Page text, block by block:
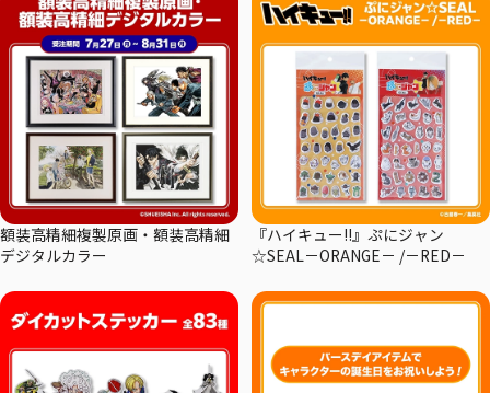
額装高精細複製原画・額装高精細
デジタルカラー
『ハイキュー!!』ぷにジャン
☆SEAL－ORANGE－ /－RED－